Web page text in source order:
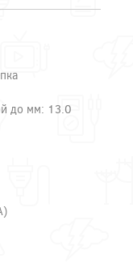
до мм: 13.0